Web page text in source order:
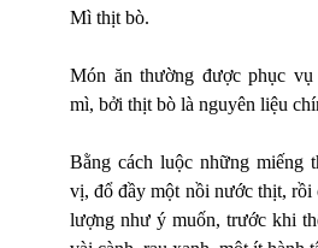
Mì thịt bò.
Món ăn thường được phục
mì, bởi thịt bò là nguyên liệu
Bằng cách luộc những miếng
vị, đổ đầy một nồi nước thịt, rồi
lượng như ý muốn, trước khi